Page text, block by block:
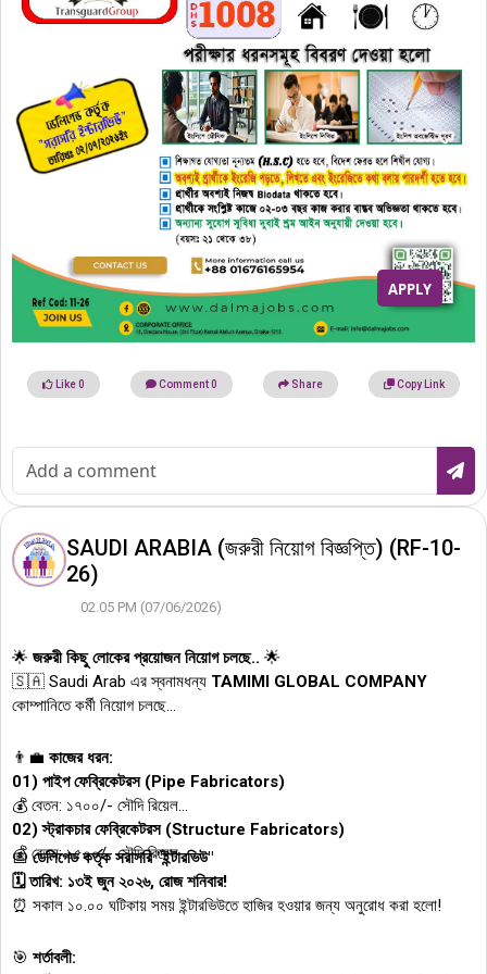
APPLY
Like0 Comment0 Share Copy Link
SAUDI ARABIA (জরুরী নিয়োগ বিজ্ঞপ্তি) (RF-10-
26)
02.05 PM (07/06/2026)
🌟 জরুরী কিছু লোকের প্রয়োজন নিয়োগ চলছে.. 🌟
🇸🇦 Saudi Arab এর স্বনামধন্য TAMIMI GLOBAL COMPANY
কোম্পানিতে কর্মী নিয়োগ চলছে...
👨‍💼 কাজের ধরন:
01) পাইপ ফেব্রিকেটরস (Pipe Fabricators)
💰 বেতন: ১৭০০/- সৌদি রিয়েল
02) স্ট্রাকচার ফেব্রিকেটরস (Structure Fabricators)
💰 বেতন: ১৫০০/- সৌদি রিয়েল
📅ডেলিগেড কর্তৃক সরাসরি "ইন্টারভিউ"
🗓️ তারিখ: ১৩ই জুন ২০২৬, রোজ শনিবার!
⏰ সকাল ১০.০০ ঘটিকায় সময় ইন্টারভিউতে হাজির হওয়ার জন্য অনুরোধ করা হলো!
🎯 শর্তাবলী: